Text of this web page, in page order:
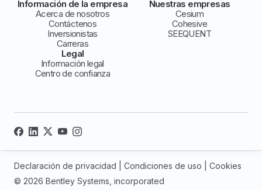
Información de la empresa
Acerca de nosotros
Contáctenos
Inversionistas
Carreras
Nuestras empresas
Cesium
Cohesive
SEEQUENT
Legal
Información legal
Centro de confianza
© 2026 Bentley Systems, incorporated
Declaración de privacidad Condiciones de uso Cookies